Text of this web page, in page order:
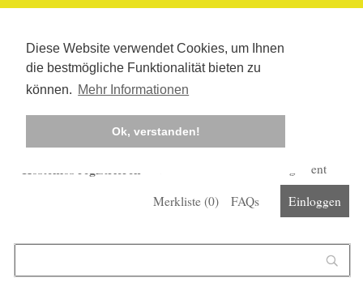
Diese Website verwendet Cookies, um Ihnen
die bestmögliche Funktionalität bieten zu
können. Mehr Informationen
Ok, verstanden!
Kostenlos registrieren
Corona-Management
Merkliste (0) FAQs Einloggen